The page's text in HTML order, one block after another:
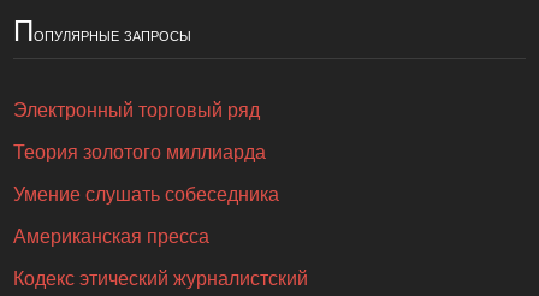
Популярные запросы
Электронный торговый ряд
Теория золотого миллиарда
Умение слушать собеседника
Американская пресса
Кодекс этический журналистский